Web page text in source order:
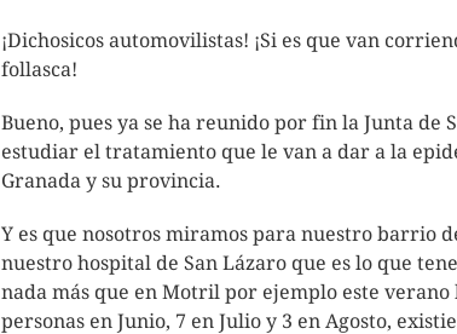
¡Dichosicos automovilistas! ¡Si es que van
follasca!
Bueno, pues ya se ha reunido por fin la Junta de
estudiar el tratamiento que le van a dar a la
Granada y su provincia.
Y es que nosotros miramos para nuestro barrio
nuestro hospital de San Lázaro que es lo que
nada más que en Motril por ejemplo este verano
personas en Junio, 7 en Julio y 3 en Agosto,